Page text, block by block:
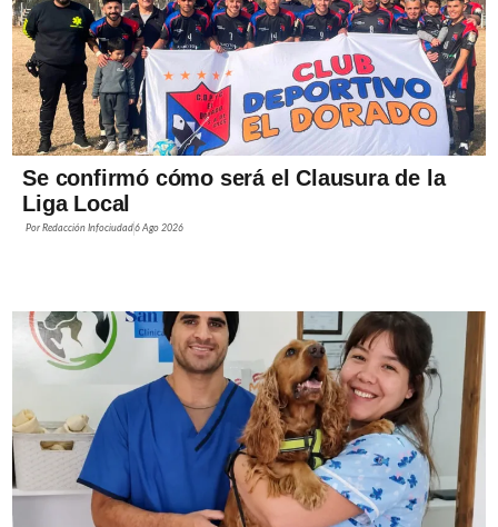
Se confirmó cómo será el Clausura de la
Liga Local
PorRedacción Infociudad6 Ago 2026